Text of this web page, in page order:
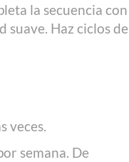
la secuencia con
Haz ciclos de
veces.
semana. De